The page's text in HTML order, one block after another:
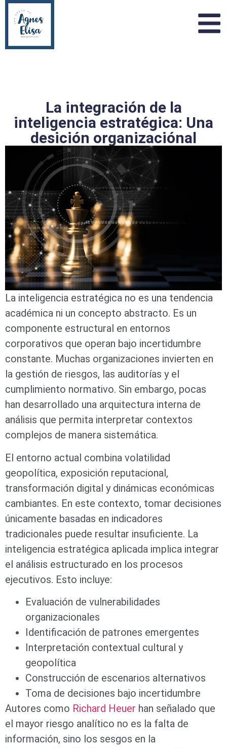
La integración de la
inteligencia estratégica: Una
desición organizaciónal
La inteligencia estratégica no es una tendencia
académica ni un concepto abstracto. Es un
componente estructural en entornos
corporativos que operan bajo incertidumbre
constante. Muchas organizaciones invierten en
la gestión de riesgos, las auditorías y el
cumplimiento normativo. Sin embargo, pocas
han desarrollado una arquitectura interna de
análisis que permita interpretar contextos
complejos de manera sistemática.
El entorno actual combina volatilidad
geopolítica, exposición reputacional,
transformación digital y dinámicas económicas
cambiantes. En este contexto, tomar decisiones
únicamente basadas en indicadores
tradicionales puede resultar insuficiente. La
inteligencia estratégica aplicada implica integrar
el análisis estructurado en los procesos
ejecutivos. Esto incluye:
Evaluación de vulnerabilidades
organizacionales
Identificación de patrones emergentes
Interpretación contextual cultural y
geopolítica
Construcción de escenarios alternativos
Toma de decisiones bajo incertidumbre
Autores como Richard Heuer han señalado que
el mayor riesgo analítico no es la falta de
información, sino los sesgos en la